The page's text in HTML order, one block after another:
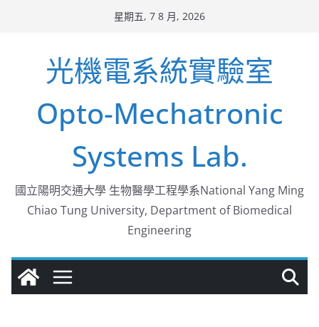
星期五, 7 8 月, 2026
光機電系統實驗室
Opto-Mechatronic
Systems Lab.
國立陽明交通大學 生物醫學工程學系National Yang Ming
Chiao Tung University, Department of Biomedical
Engineering